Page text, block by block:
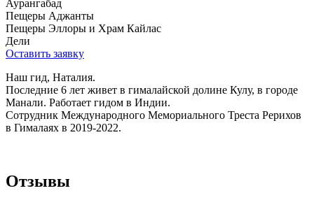
Аурангабад
Пещеры Аджанты
Пещеры Эллоры и Храм Кайлас
Дели
Оставить заявку
Наш гид, Наталия.
Последние 6 лет живет в гималайской долине Кулу, в городе
Манали. Работает гидом в Индии.
Сотрудник Международного Мемориального Треста Рерихов
в Гималаях в 2019-2022.
Отзывы